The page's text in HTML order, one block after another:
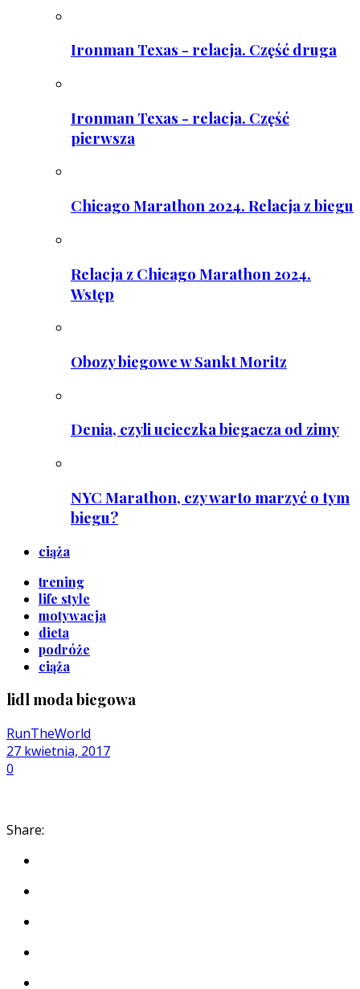
Ironman Texas - relacja. Część druga
Ironman Texas - relacja. Część
pierwsza
Chicago Marathon 2024. Relacja z biegu
Relacja z Chicago Marathon 2024.
Wstęp
Obozy biegowe w Sankt Moritz
Denia, czyli ucieczka biegacza od zimy
NYC Marathon, czy warto marzyć o tym
biegu?
ciąża
trening
life style
motywacja
dieta
podróże
ciąża
lidl moda biegowa
RunTheWorld
27 kwietnia, 2017
0
Share: